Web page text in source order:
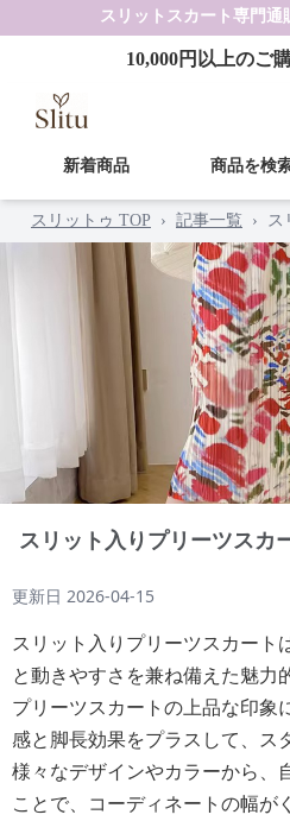
スリットスカート 専門通
10,000円以上のご
新着商品 商品を検
スリットゥ TOP › 記事一覧 › ス
スリット入りプリーツスカ
更新日 2026-04-15
スリット入りプリーツスカート
と動きやすさを兼ね備えた魅力
プリーツスカートの上品な印象
感と脚長効果をプラスして、ス
様々なデザインやカラーから、
ことで、コーディネートの幅が